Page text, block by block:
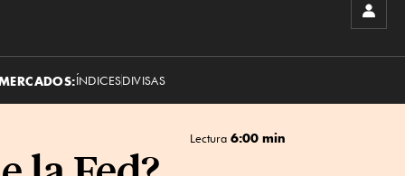
ÍNDICESDIVISAS
Lectura 6:00 min